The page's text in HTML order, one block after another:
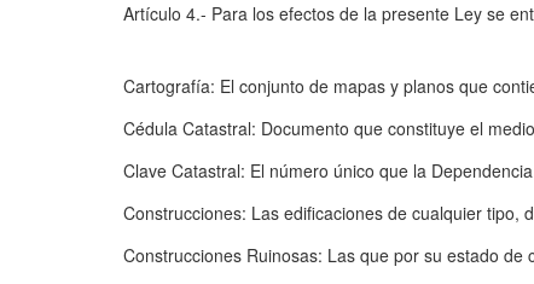
Artículo 4.- Para los efectos de la presente Ley se
Cartografía: El conjunto de mapas y planos que
Cédula Catastral: Documento que constituye el
Clave Catastral: El número único que la
Construcciones: Las edificaciones de cualquier tipo,
Construcciones Ruinosas: Las que por su estado